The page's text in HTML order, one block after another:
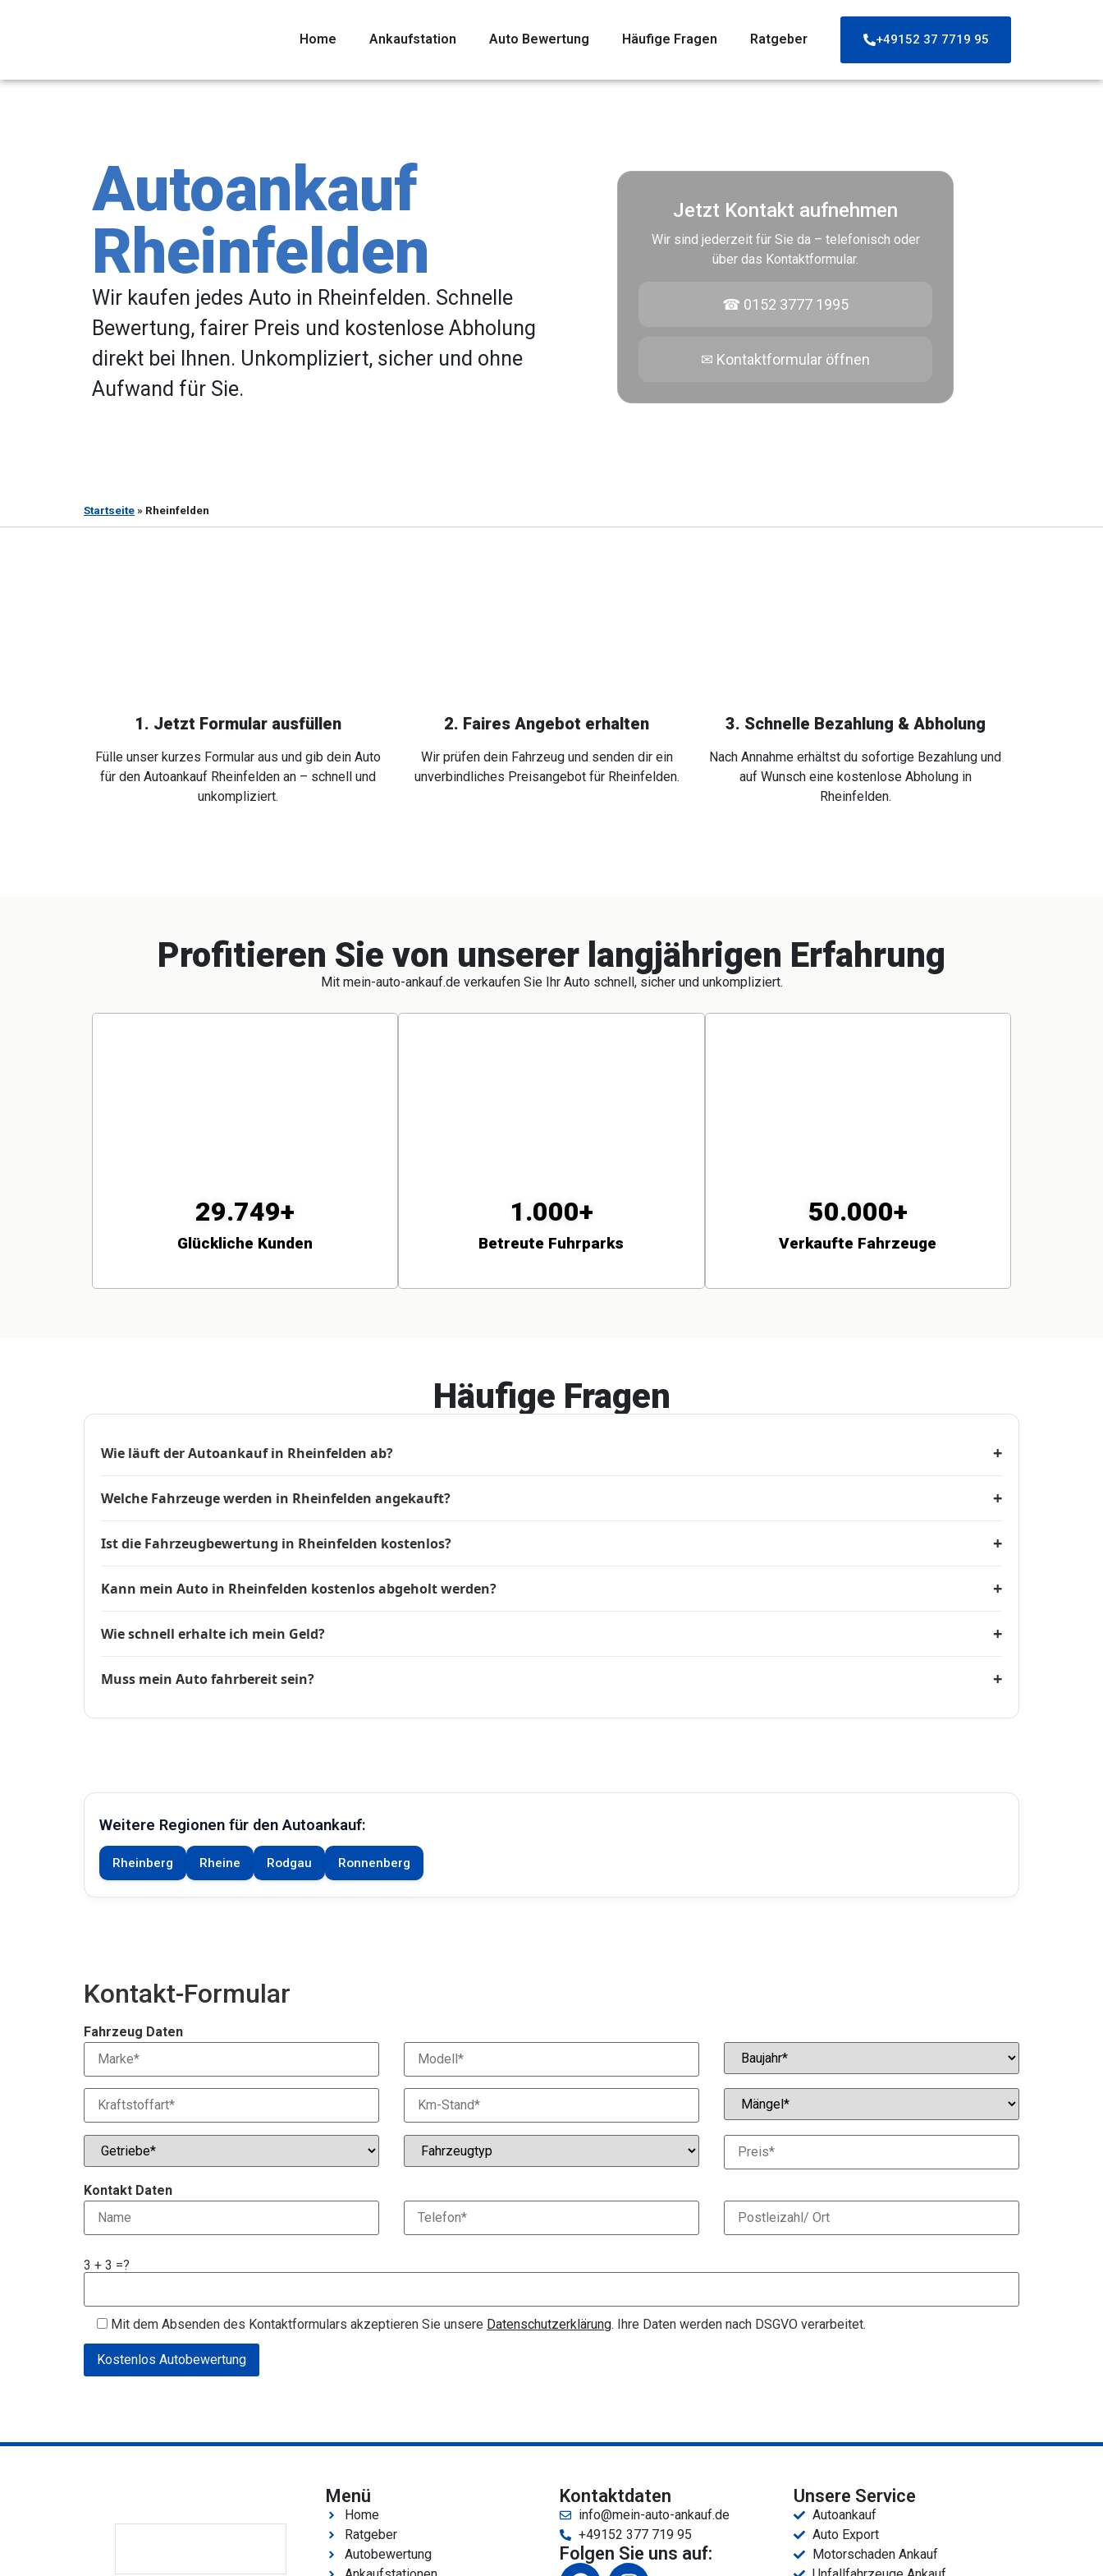
Home Ankaufstation Auto Bewertung Häufige Fragen Ratgeber +49152 37 7719 95
Autoankauf
Rheinfelden
Wir kaufen jedes Auto in Rheinfelden. Schnelle
Bewertung, fairer Preis und kostenlose Abholung
direkt bei Ihnen. Unkompliziert, sicher und ohne
Aufwand für Sie.
Jetzt Kontakt aufnehmen
Wir sind jederzeit für Sie da – telefonisch oder
über das Kontaktformular.
☎ 0152 3777 1995
✉ Kontaktformular öffnen
Startseite» Rheinfelden
1. Jetzt Formular ausfüllen
Fülle unser kurzes Formular aus und gib dein Auto
für den Autoankauf Rheinfelden an – schnell und
unkompliziert.
2. Faires Angebot erhalten
Wir prüfen dein Fahrzeug und senden dir ein
unverbindliches Preisangebot für Rheinfelden.
3. Schnelle Bezahlung & Abholung
Nach Annahme erhältst du sofortige Bezahlung und
auf Wunsch eine kostenlose Abholung in
Rheinfelden.
Profitieren Sie von unserer langjährigen Erfahrung
Mit mein-auto-ankauf.de verkaufen Sie Ihr Auto schnell, sicher und unkompliziert.
29.749+
Glückliche Kunden
1.000+
Betreute Fuhrparks
50.000+
Verkaufte Fahrzeuge
Häufige Fragen
Wie läuft der Autoankauf in Rheinfelden ab? +
Welche Fahrzeuge werden in Rheinfelden angekauft? +
Ist die Fahrzeugbewertung in Rheinfelden kostenlos? +
Kann mein Auto in Rheinfelden kostenlos abgeholt werden? +
Wie schnell erhalte ich mein Geld? +
Muss mein Auto fahrbereit sein? +
Weitere Regionen für den Autoankauf:
Rheinberg Rheine Rodgau Ronnenberg
Kontakt-Formular
Fahrzeug Daten
Kontakt Daten
3 + 3 =?
Mit dem Absenden des Kontaktformulars akzeptieren Sie unsere Datenschutzerklärung. Ihre Daten werden nach DSGVO verarbeitet.
Menü
Home
Ratgeber
Autobewertung
Kontaktdaten
info@mein-auto-ankauf.de
+49152 377 719 95
Folgen Sie uns auf:
Unsere Service
Autoankauf
Auto Export
Motorschaden Ankauf